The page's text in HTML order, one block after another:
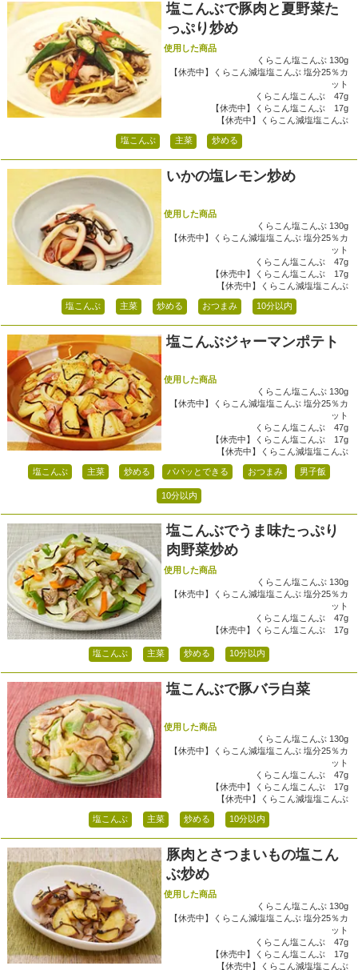
塩こんぶで豚肉と夏野菜た
っぷり炒め
使用した商品
くらこん塩こんぶ 130g
【休売中】くらこん減塩塩こんぶ 塩分25％カ
ット
くらこん塩こんぶ 47g
【休売中】くらこん塩こんぶ 17g
【休売中】くらこん減塩塩こんぶ
塩こんぶ 主菜 炒める
いかの塩レモン炒め
使用した商品
くらこん塩こんぶ 130g
【休売中】くらこん減塩塩こんぶ 塩分25％カ
ット
くらこん塩こんぶ 47g
【休売中】くらこん塩こんぶ 17g
【休売中】くらこん減塩塩こんぶ
塩こんぶ 主菜 炒める おつまみ 10分以内
塩こんぶジャーマンポテト
使用した商品
くらこん塩こんぶ 130g
【休売中】くらこん減塩塩こんぶ 塩分25％カ
ット
くらこん塩こんぶ 47g
【休売中】くらこん塩こんぶ 17g
【休売中】くらこん減塩塩こんぶ
塩こんぶ 主菜 炒める パパッとできる おつまみ 男子飯
10分以内
塩こんぶでうま味たっぷり
肉野菜炒め
使用した商品
くらこん塩こんぶ 130g
【休売中】くらこん減塩塩こんぶ 塩分25％カ
ット
くらこん塩こんぶ 47g
【休売中】くらこん塩こんぶ 17g
塩こんぶ 主菜 炒める 10分以内
塩こんぶで豚バラ白菜
使用した商品
くらこん塩こんぶ 130g
【休売中】くらこん減塩塩こんぶ 塩分25％カ
ット
くらこん塩こんぶ 47g
【休売中】くらこん塩こんぶ 17g
【休売中】くらこん減塩塩こんぶ
塩こんぶ 主菜 炒める 10分以内
豚肉とさつまいもの塩こん
ぶ炒め
使用した商品
くらこん塩こんぶ 130g
【休売中】くらこん減塩塩こんぶ 塩分25％カ
ット
くらこん塩こんぶ 47g
【休売中】くらこん塩こんぶ 17g
【休売中】くらこん減塩塩こんぶ